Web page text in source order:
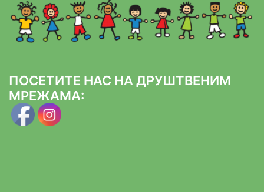
ПОСЕТИТЕ НАС НА ДРУШТВЕНИМ
МРЕЖАМА: